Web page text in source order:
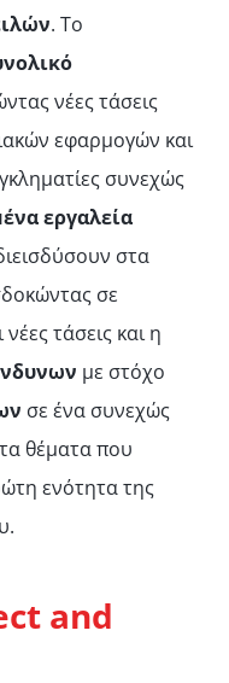
. Το
νέες τάσεις
εφαρμογών και
συνεχώς
εργαλεία
στα
σε
τάσεις και η
με στόχο
σε ένα συνεχώς
θέματα που
ενότητα της
and